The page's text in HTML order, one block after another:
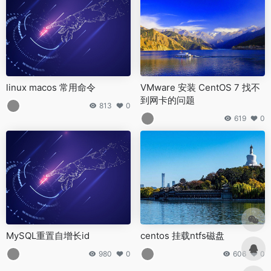
linux macos 常用命令
813 0
VMware 安装 CentOS 7 找不
到网卡的问题
619 0
MySQL重置自增长id
980 0
centos 挂载ntfs磁盘
606 0